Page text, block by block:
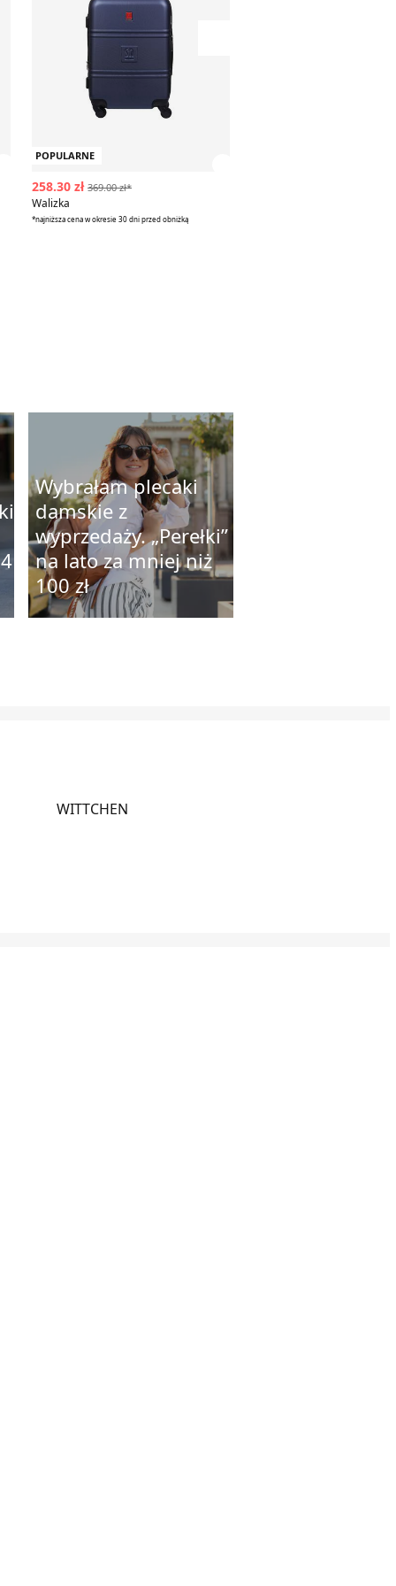
POPULARNE
258.30 zł 369.00 zł*
Walizka
*najniższa cena w okresie 30 dni przed obniżką
Wybrałam plecaki
damskie z
wyprzedaży. „Perełki”
na lato za mniej niż
100 zł
WITTCHEN